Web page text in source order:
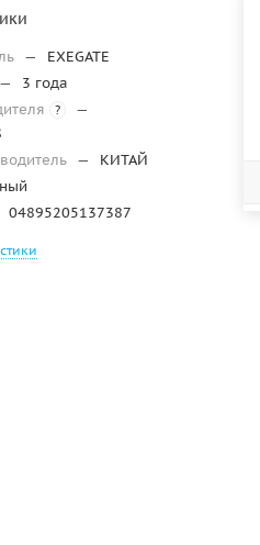
—
EXEGATE
—
3 года
?
—
—
КИТАЙ
04895205137387